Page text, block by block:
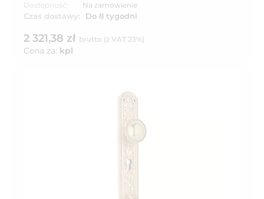
Dostępność:
Na zamówienie
Czas dostawy: Do 8 tygodni
2 321,38 zł brutto (z VAT 23%)
Cena za: kpl